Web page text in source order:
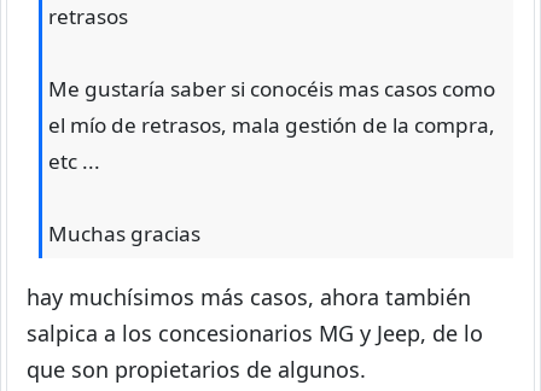
retrasos
Me gustaría saber si conocéis mas casos como
el mío de retrasos, mala gestión de la compra,
etc ...
Muchas gracias
hay muchísimos más casos, ahora también
salpica a los concesionarios MG y Jeep, de lo
que son propietarios de algunos.